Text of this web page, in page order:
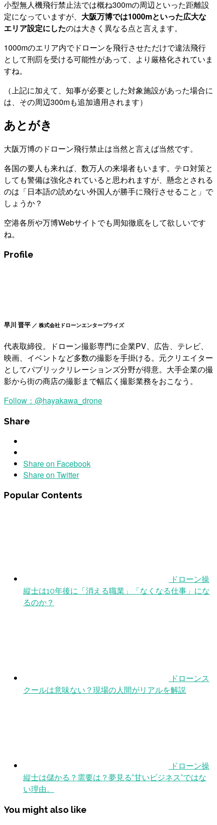
小型無人機飛行禁止法では概ね300mの周辺といった距離設
定になっていますが、 大阪万博では1000mといった広大な
エリア設定にしたのは大きく異なる点と言えます。
1000mのエリア内でドローンを飛行させただけで違法飛行
として刑罰を受ける可能性があって、より厳格化されていま
すね。
（上記に加えて、知事が必要とした対象施設があった場合に
は、その周辺300mも追加適用されます）
あとがき
大阪万博のドローン飛行禁止は当然と言えば当然です。
各国の要人も来れば、数万人の来場者もいます。テロ対策と
しても警備は強化されていると思われますが、懸念とされる
のは「日本語の読めない外国人が勝手に飛行させること」で
しょうか？
空港各所や万博Webサイトでも周知徹底をして欲しいです
ね。
Profile
早川 晋平 ／ 株式会社ドローンエンタープライズ
代表取締役。ドローン撮影専門に企業PV、広告、テレビ、
映画、イベントなど多数の撮影を手掛ける。元クリエイター
としてパブリックリレーションズ分野が得意。大手企業の撮
影から街の商店の撮影まで幅広く撮影業務をおこなう。
Follow： @hayakawa_drone
Share
Share on Facebook
Share on Twitter
Popular Contents
ドローン操
縦士は10年後に「消える職業」「なくなる仕事」にな
るのか？
ドローンス
クールは意味ない？現場の人間がリアルを解説
ドローン操
縦士は儲かる？需要は？夢見る”甘いビジネス”ではな
い理由。
You might also like